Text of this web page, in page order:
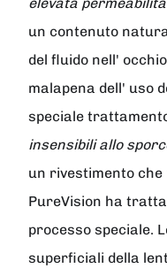
un contenuto
del fluido nell'
malapena dell' uso
speciale
insensibili allo
un rivestimento che
PureVision ha
processo speciale.
superficiali della